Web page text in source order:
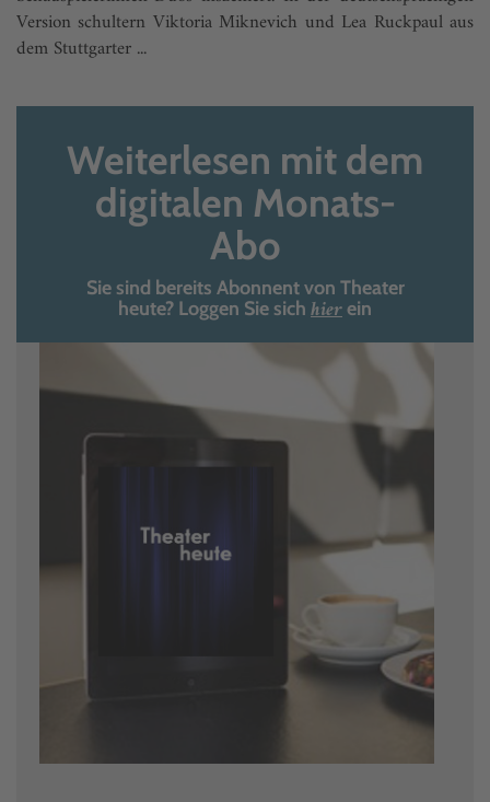
Version schultern Viktoria Miknevich und Lea Ruckpaul aus
dem Stuttgarter ...
Weiterlesen mit dem
digitalen Monats-
Abo
Sie sind bereits Abonnent von Theater
heute? Loggen Sie sich hierein